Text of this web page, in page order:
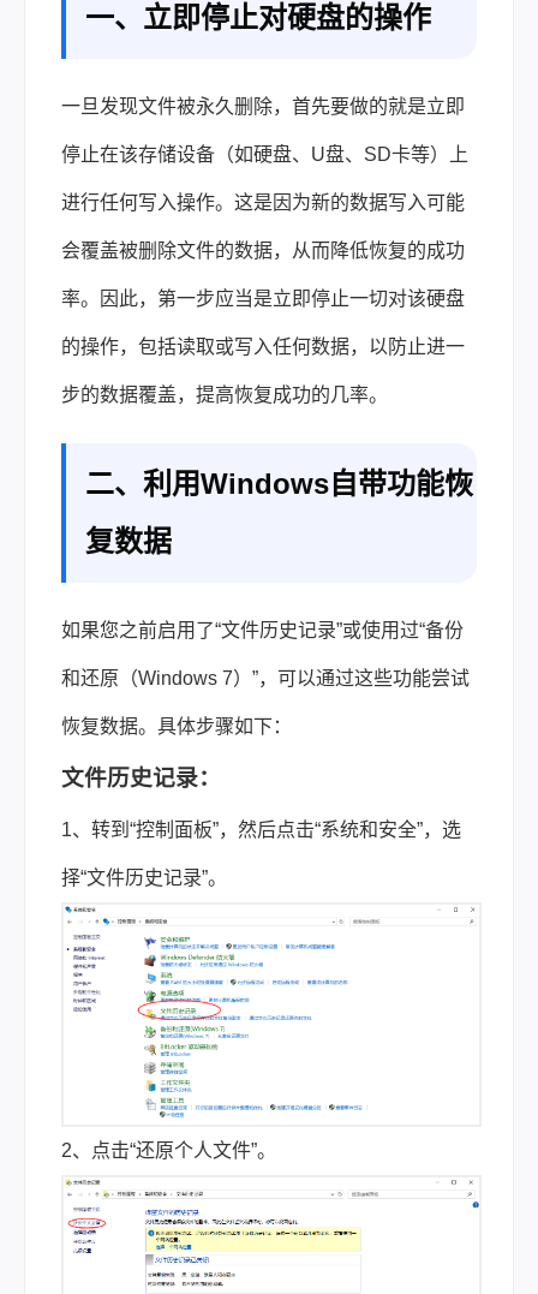
一、立即停止对硬盘的操作
一旦发现文件被永久删除，首先要做的就是立即
停止在该存储设备（如硬盘、U盘、SD卡等）上
进行任何写入操作。这是因为新的数据写入可能
会覆盖被删除文件的数据，从而降低恢复的成功
率。因此，第一步应当是立即停止一切对该硬盘
的操作，包括读取或写入任何数据，以防止进一
步的数据覆盖，提高恢复成功的几率。
二、利用Windows自带功能恢
复数据
如果您之前启用了“文件历史记录”或使用过“备份
和还原（Windows 7）”，可以通过这些功能尝试
恢复数据。具体步骤如下：
文件历史记录：
1、转到“控制面板”，然后点击“系统和安全”，选
择“文件历史记录”。
2、点击“还原个人文件”。